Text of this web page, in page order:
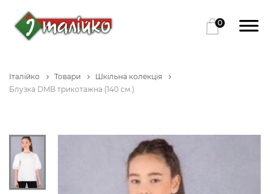
0
Італійко Товари
Шкільна колекція
Блузка DMB трикотажна (140 см.)